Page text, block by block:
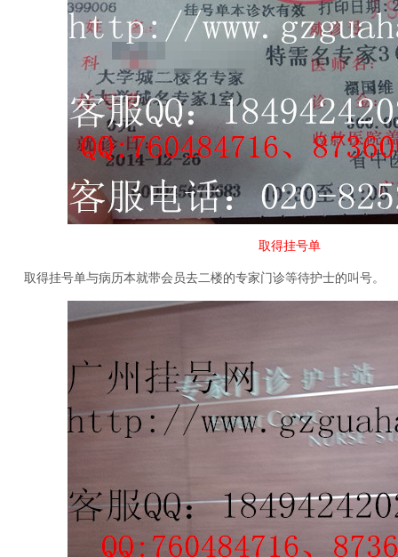
取得挂号单
取得挂号单与病历本就带会员去二楼的专家门诊等待护士的叫号。